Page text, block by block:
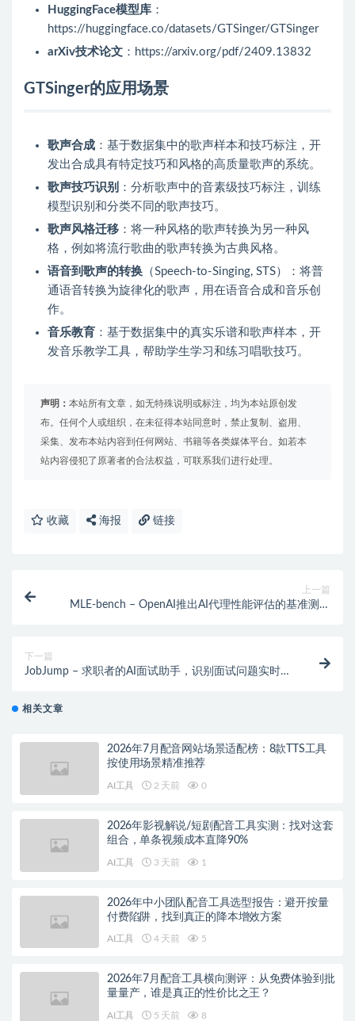
HuggingFace模型库 ：
https://huggingface.co/datasets/GTSinger/GTSinger
arXiv技术论文 ：https://arxiv.org/pdf/2409.13832
GTSinger的应用场景
歌声合成 ：基于数据集中的歌声样本和技巧标注，开
发出合成具有特定技巧和风格的高质量歌声的系统。
歌声技巧识别 ：分析歌声中的音素级技巧标注，训练
模型识别和分类不同的歌声技巧。
歌声风格迁移 ：将一种风格的歌声转换为另一种风
格，例如将流行歌曲的歌声转换为古典风格。
语音到歌声的转换 （Speech-to-Singing, STS）：将普
通语音转换为旋律化的歌声，用在语音合成和音乐创
作。
音乐教育 ：基于数据集中的真实乐谱和歌声样本，开
发音乐教学工具，帮助学生学习和练习唱歌技巧。
声明： 本站所有文章，如无特殊说明或标注，均为本站原创发
布。任何个人或组织，在未征得本站同意时，禁止复制、盗用、
采集、发布本站内容到任何网站、书籍等各类媒体平台。如若本
站内容侵犯了原著者的合法权益，可联系我们进行处理。
收藏 海报 链接
上一篇
MLE-bench – OpenAI推出AI代理性能评估的基准测试
下一篇
JobJump – 求职者的AI面试助手，识别面试问题实时答
相关文章
2026年7月配音网站场景适配榜：8款TTS工具
按使用场景精准推荐
AI工具 2 天前 0
2026年影视解说/短剧配音工具实测：找对这套
组合，单条视频成本直降90%
AI工具 3 天前 1
2026年中小团队配音工具选型报告：避开按量
付费陷阱，找到真正的降本增效方案
AI工具 4 天前 5
2026年7月配音工具横向测评：从免费体验到批
量量产，谁是真正的性价比之王？
AI工具 5 天前 8